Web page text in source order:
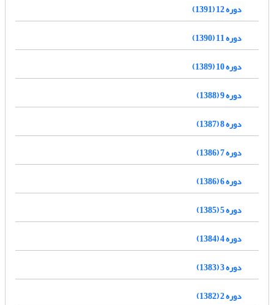
دوره 12 (1391)
دوره 11 (1390)
دوره 10 (1389)
دوره 9 (1388)
دوره 8 (1387)
دوره 7 (1386)
دوره 6 (1386)
دوره 5 (1385)
دوره 4 (1384)
دوره 3 (1383)
دوره 2 (1382)